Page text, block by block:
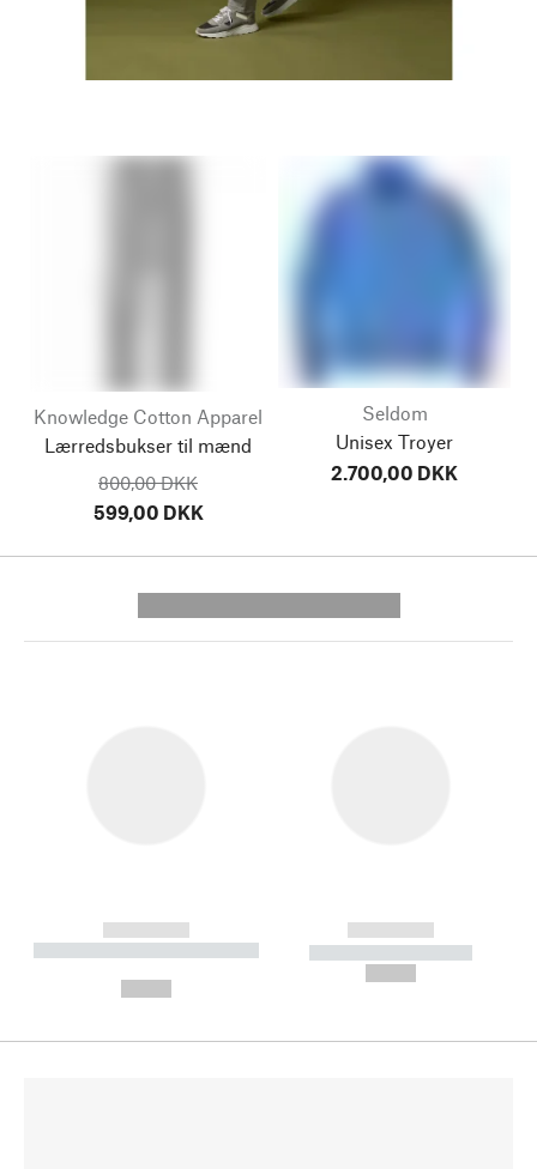
Knowledge Cotton Apparel
Lærredsbukser til mænd
800,00 DKK
599,00 DKK
Seldom
Unisex Troyer
2.700,00 DKK
------------
----------- ----------- --------
------------
----------- -----------